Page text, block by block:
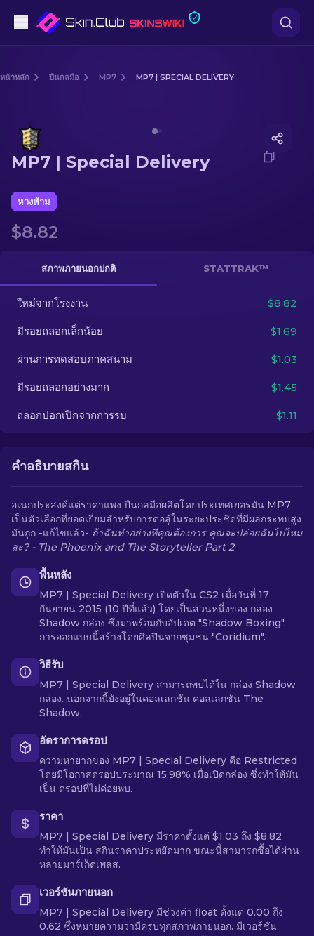
ปืนไรเฟิลซุ่มยิง
มีด
ถุงมือ
กล่อง
อื่น ๆ
หน้าหลัก ปืนกลมือ MP7 MP7 | SPECIAL DELIVERY
MP7 | Special Delivery
หวงห้าม
$8.82
สภาพภายนอกปกติ STATTRAK™
ใหม่จากโรงงาน $8.82
มีรอยถลอกเล็กน้อย $1.69
ผ่านการทดสอบภาคสนาม $1.03
มีรอยถลอกอย่างมาก $1.45
ถลอกปอกเปิกจากการรบ $1.11
คำอธิบายสกิน
อเนกประสงค์แต่ราคาแพง ปืนกลมือผลิตโดยประเทศเยอรมัน MP7
เป็นตัวเลือกที่ยอดเยี่ยมสำหรับการต่อสู้ในระยะประชิดที่มีผลกระทบสูง
มันถูก -แก้ไขแล้ว- ถ้าฉันทำอย่างที่คุณต้องการ คุณจะปล่อยฉันไปไหม
ละ? - The Phoenix and The Storyteller Part 2
พื้นหลัง
MP7 | Special Delivery เปิดตัวใน CS2 เมื่อวันที่ 17
กันยายน 2015 (10 ปีที่แล้ว) โดยเป็นส่วนหนึ่งของ กล่อง
Shadow กล่อง ซึ่งมาพร้อมกับอัปเดต "Shadow Boxing".
การออกแบบนี้สร้างโดยศิลปินจากชุมชน "Coridium".
วิธีรับ
MP7 | Special Delivery สามารถพบได้ใน กล่อง Shadow
กล่อง. นอกจากนี้ยังอยู่ในคอลเลกชัน คอลเลกชัน The
Shadow.
อัตราการดรอป
ความหายากของ MP7 | Special Delivery คือ Restricted
โดยมีโอกาสดรอปประมาณ 15.98% เมื่อเปิดกล่อง ซึ่งทำให้มัน
เป็น ดรอปที่ไม่ค่อยพบ.
ราคา
MP7 | Special Delivery มีราคาตั้งแต่ $1.03 ถึง $8.82
ทำให้มันเป็น สกินราคาประหยัดมาก ขณะนี้สามารถซื้อได้ผ่าน
หลายมาร์เก็ตเพลส.
เวอร์ชันภายนอก
MP7 | Special Delivery มีช่วงค่า float ตั้งแต่ 0.00 ถึง
0.62 ซึ่งหมายความว่ามีครบทุกสภาพภายนอก. มีเวอร์ชัน